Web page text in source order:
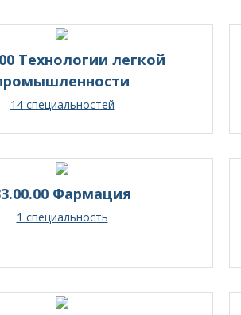
Технологии легкой
14 специальностей
Фармация
1 специальность